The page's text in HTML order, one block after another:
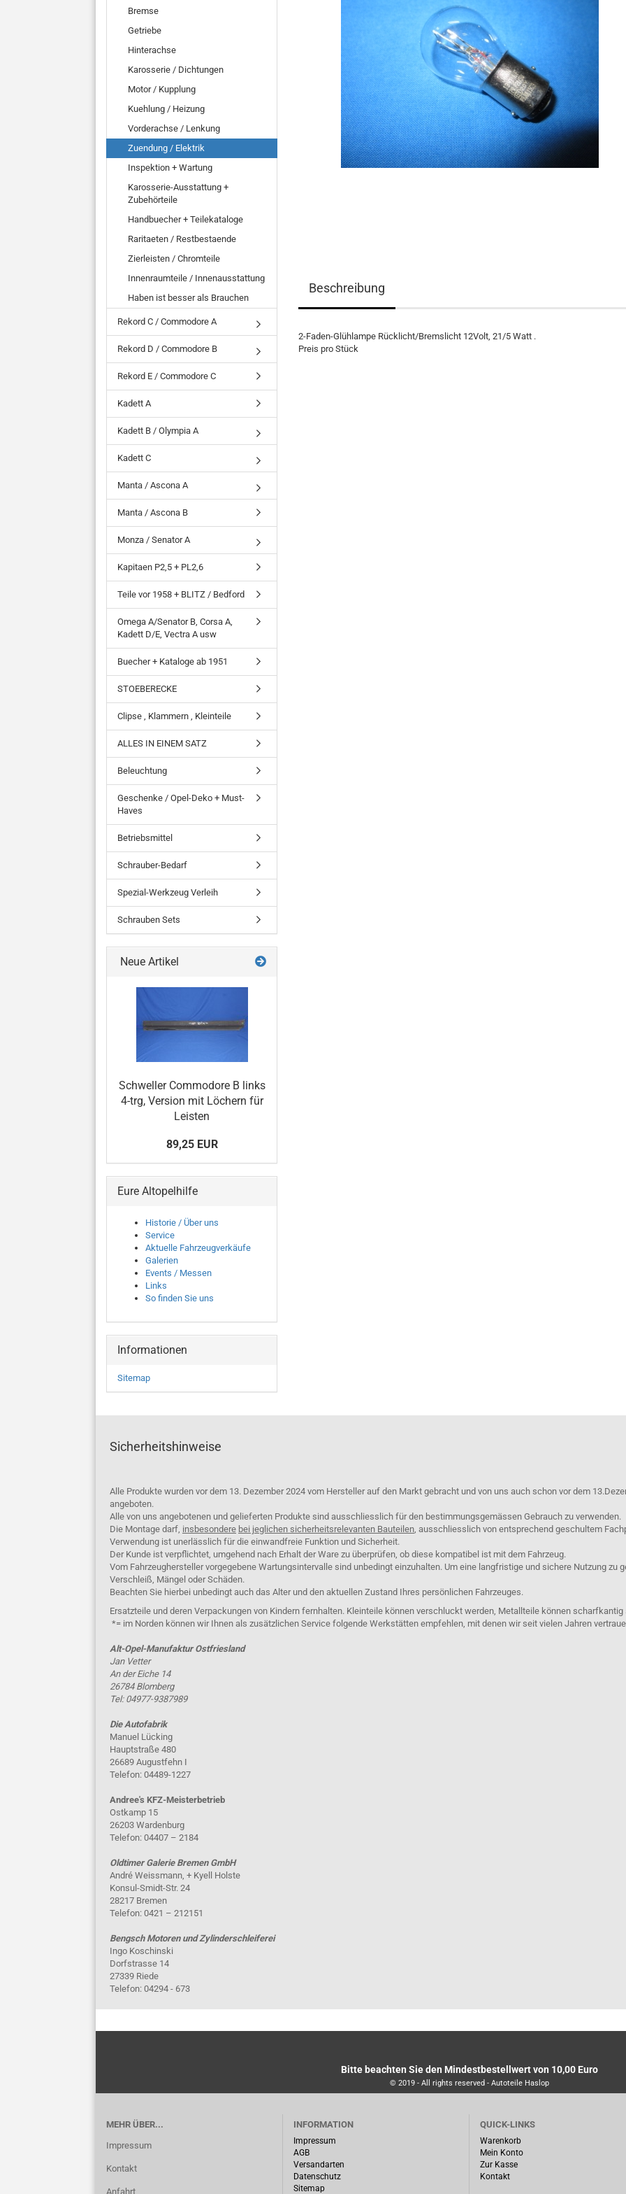
Beschreibung
2-Faden-Glühlampe Rücklicht/Bremslicht 12Volt, 21/5 Watt .
Preis pro Stück
Bremse
Getriebe
Hinterachse
Karosserie / Dichtungen
Motor / Kupplung
Kuehlung / Heizung
Vorderachse / Lenkung
Zuendung / Elektrik
Inspektion + Wartung
Karosserie-Ausstattung +
Zubehörteile
Handbuecher + Teilekataloge
Raritaeten / Restbestaende
Zierleisten / Chromteile
Innenraumteile / Innenausstattung
Haben ist besser als Brauchen
Rekord C / Commodore A
Rekord D / Commodore B
Rekord E / Commodore C
Kadett A
Kadett B / Olympia A
Kadett C
Manta / Ascona A
Manta / Ascona B
Monza / Senator A
Kapitaen P2,5 + PL2,6
Teile vor 1958 + BLITZ / Bedford
Omega A/Senator B, Corsa A,
Kadett D/E, Vectra A usw
Buecher + Kataloge ab 1951
STOEBERECKE
Clipse , Klammern , Kleinteile
ALLES IN EINEM SATZ
Beleuchtung
Geschenke / Opel-Deko + Must-
Haves
Betriebsmittel
Schrauber-Bedarf
Spezial-Werkzeug Verleih
Schrauben Sets
Neue Artikel
Schweller Commodore B links
4-trg, Version mit Löchern für
Leisten
89,25 EUR
Eure Altopelhilfe
Historie / Über uns
Service
Aktuelle Fahrzeugverkäufe
Galerien
Events / Messen
Links
So finden Sie uns
Informationen
Sitemap
Sicherheitshinweise
Alle Produkte wurden vor dem 13. Dezember 2024 vom Hersteller auf den Markt gebracht und von uns auch schon vor dem
angeboten.
Alle von uns angebotenen und gelieferten Produkte sind ausschliesslich für den bestimmungsgemässen Gebrauch zu verwenden.
Die Montage darf, insbesondere bei jeglichen sicherheitsrelevanten Bauteilen, ausschliesslich von entsprechend geschultem
Verwendung ist unerlässlich für die einwandfreie Funktion und Sicherheit.
Der Kunde ist verpflichtet, umgehend nach Erhalt der Ware zu überprüfen, ob diese kompatibel ist mit dem Fahrzeug.
Vom Fahrzeughersteller vorgegebene Wartungsintervalle sind unbedingt einzuhalten. Um eine langfristige und sichere Nutzung
Verschleiß, Mängel oder Schäden.
Beachten Sie hierbei unbedingt auch das Alter und den aktuellen Zustand Ihres persönlichen Fahrzeuges.
Ersatzteile und deren Verpackungen von Kindern fernhalten. Kleinteile können verschluckt werden, Metallteile können
*= im Norden können wir Ihnen als zusätzlichen Service folgende Werkstätten empfehlen, mit denen wir seit vielen Jahren
Alt-Opel-Manufaktur Ostfriesland
Jan Vetter
An der Eiche 14
26784 Blomberg
Tel: 04977-9387989
Die Autofabrik
Manuel Lücking
Hauptstraße 480
26689 Augustfehn I
Telefon: 04489-1227
Andree's KFZ-Meisterbetrieb
Ostkamp 15
26203 Wardenburg
Telefon: 04407 – 2184
Oldtimer Galerie Bremen GmbH
André Weissmann, + Kyell Holste
Konsul-Smidt-Str. 24
28217 Bremen
Telefon: 0421 – 212151
Bengsch Motoren und Zylinderschleiferei
Ingo Koschinski
Dorfstrasse 14
27339 Riede
Telefon: 04294 - 673
Bitte beachten Sie den Mindestbestellwert von 10,00 Euro
© 2019 - All rights reserved - Autoteile Haslop
MEHR ÜBER...
Impressum
Kontakt
Anfahrt
INFORMATION
Impressum
AGB
Versandarten
Datenschutz
Sitemap
QUICK-LINKS
Warenkorb
Mein Konto
Zur Kasse
Kontakt